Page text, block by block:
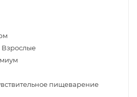
Взрослые
пищеварение